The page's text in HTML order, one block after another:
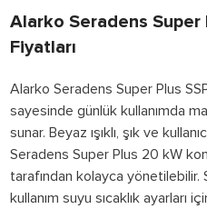
Alarko Seradens Super
Fiyatları
Alarko Seradens Super Plus SSP
sayesinde günlük kullanımda
sunar. Beyaz ışıklı, şık ve
Seradens Super Plus 20 kW
tarafından kolayca yönetilebilir.
kullanım suyu sıcaklık ayarları